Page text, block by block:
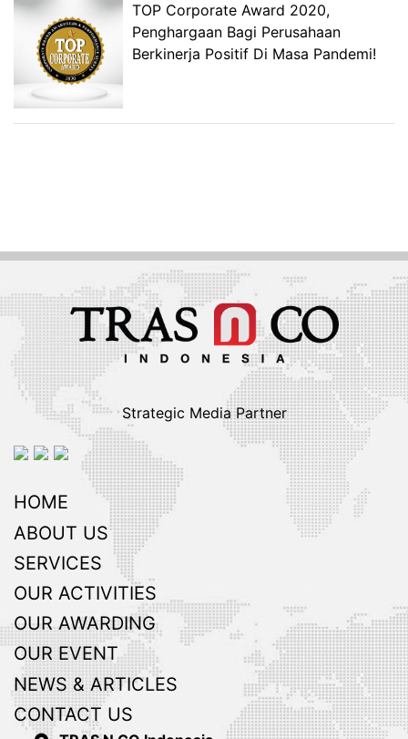
TOP Corporate Award 2020,
Penghargaan Bagi Perusahaan
Berkinerja Positif Di Masa Pandemi!
Strategic Media Partner
HOME
ABOUT US
SERVICES
OUR ACTIVITIES
OUR AWARDING
OUR EVENT
NEWS & ARTICLES
CONTACT US